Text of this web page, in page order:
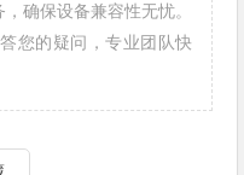
确保设备兼容性无忧。
您的疑问，专业团队快